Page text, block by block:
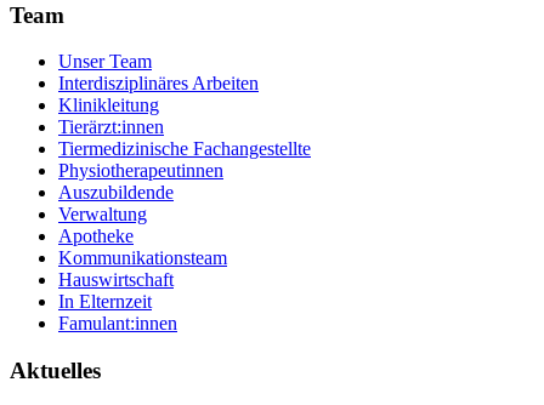
Team
Unser Team
Interdisziplinäres Arbeiten
Klinikleitung
Tierärzt:innen
Tiermedizinische Fachangestellte
Physiotherapeutinnen
Auszubildende
Verwaltung
Apotheke
Kommunikationsteam
Hauswirtschaft
In Elternzeit
Famulant:innen
Aktuelles